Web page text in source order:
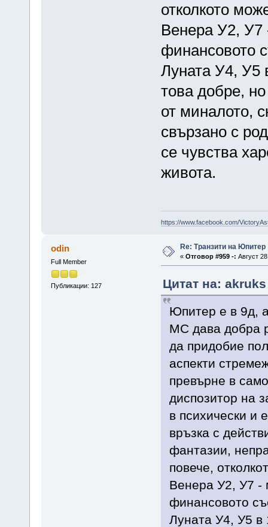
отколкото
Венера У2, У7
финансовото
Луната У4, У5
това добре,
от миналото,
свързано с
се чувства
живота.
https://www.facebook.com/
odin
Full Member
Публикации: 127
Re: Транзити на Юпитер
« Отговор #959 -: Август
Цитат на:
Юпитер е в 9д,
МС дава добра
да придобие
аспекти
превърне в
диспозитор на
в психически и
връзка с
фантазии,
повече,
Венера У2, У7 -
финансовото
Луната У4, У5 в